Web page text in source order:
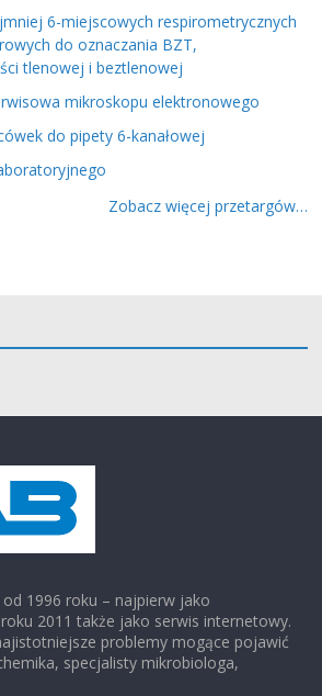
6-miejscowych respirometrycznych
do oznaczania BZT,
tlenowej i beztlenowej
mikroskopu elektronowego
do pipety 6-kanałowej
Zobacz więcej przetargów…
1996 roku – najpierw jako
2011 także jako serwis internetowy.
problemy mogące pojawić
specjalisty mikrobiologa,